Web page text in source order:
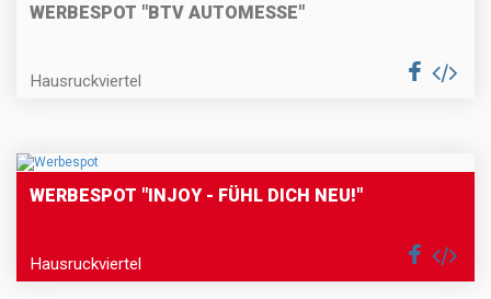
WERBESPOT "BTV AUTOMESSE"
Hausruckviertel
WERBESPOT "INJOY - FÜHL DICH NEU!"
Hausruckviertel